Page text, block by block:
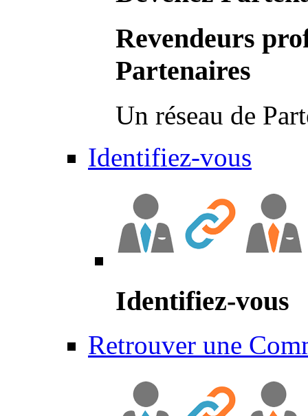
Revendeurs
Partenaires
Un réseau de
Identifiez-vous
Identifiez-vous
Retrouver une